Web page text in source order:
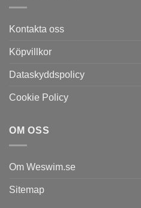
Kontakta oss
Köpvillkor
Dataskyddspolicy
Cookie Policy
OM OSS
Om Weswim.se
Sitemap